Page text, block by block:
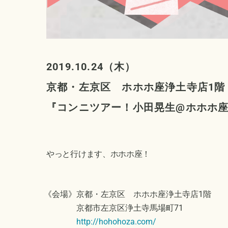
2019.10.24（木）
京都・左京区 ホホホ座浄土寺店1階
『コンニツアー！小田晃生@ホホホ
やっと行けます、ホホホ座！
《会場》京都・左京区 ホホホ座浄土寺店1階
京都市左京区浄土寺馬場町71
http://hohohoza.com/